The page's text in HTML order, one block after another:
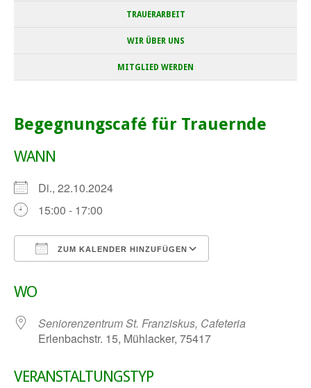
TRAUERARBEIT
WIR ÜBER UNS
MITGLIED WERDEN
Begegnungscafé für Trauernde
WANN
Di., 22.10.2024
15:00 - 17:00
ZUM KALENDER HINZUFÜGEN
WO
Seniorenzentrum St. Franziskus, Cafeteria
Erlenbachstr. 15, Mühlacker, 75417
VERANSTALTUNGSTYP